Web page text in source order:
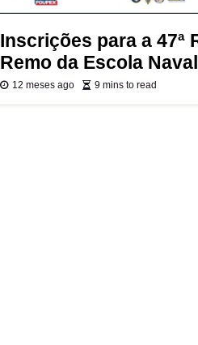
Inscrições para a 47ª
Remo da Escola Naval
12 meses ago 9 mins to read